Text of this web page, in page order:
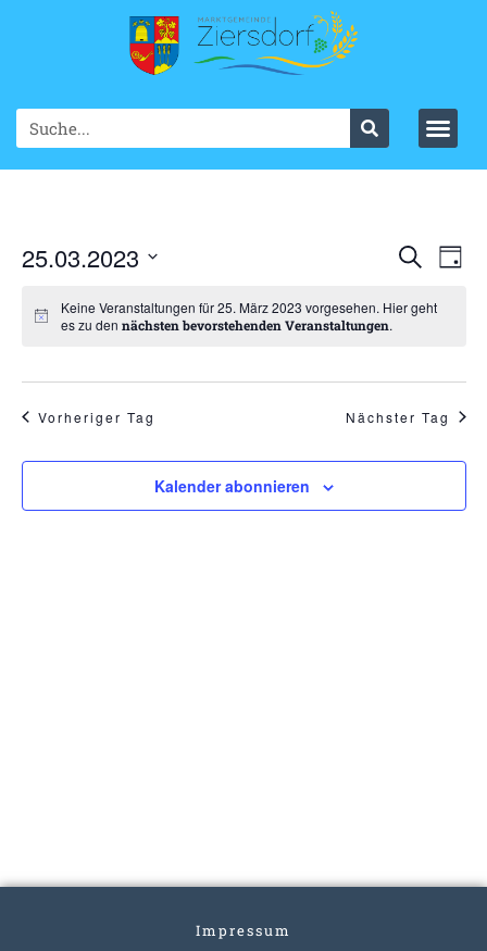
SucheTag
25.03.2023
wählen.Keine Veranstaltungen für 25. März 2023 vorgesehen. Hier geht
es zu den nächsten bevorstehenden Veranstaltungen.
Vorheriger Tag Nächster Tag
Kalender abonnieren
Impressum